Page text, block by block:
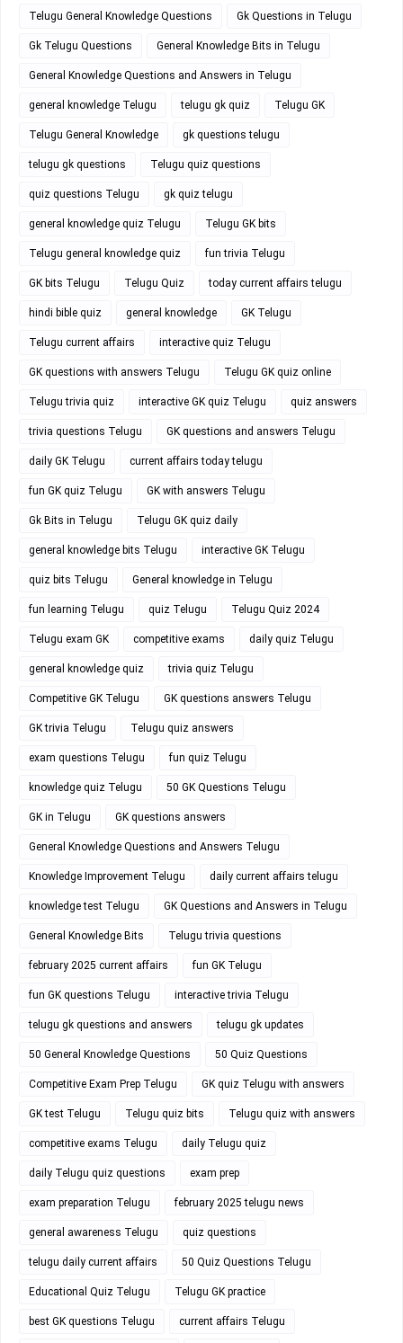
Telugu General Knowledge Questions Gk Questions in Telugu
Gk Telugu Questions General Knowledge Bits in Telugu
General Knowledge Questions and Answers in Telugu
general knowledge Telugu telugu gk quiz Telugu GK
Telugu General Knowledge gk questions telugu
telugu gk questions Telugu quiz questions
quiz questions Telugu gk quiz telugu
general knowledge quiz Telugu Telugu GK bits
Telugu general knowledge quiz fun trivia Telugu
GK bits Telugu Telugu Quiz today current affairs telugu
hindi bible quiz general knowledge GK Telugu
Telugu current affairs interactive quiz Telugu
GK questions with answers Telugu Telugu GK quiz online
Telugu trivia quiz interactive GK quiz Telugu quiz answers
trivia questions Telugu GK questions and answers Telugu
daily GK Telugu current affairs today telugu
fun GK quiz Telugu GK with answers Telugu
Gk Bits in Telugu Telugu GK quiz daily
general knowledge bits Telugu interactive GK Telugu
quiz bits Telugu General knowledge in Telugu
fun learning Telugu quiz Telugu Telugu Quiz 2024
Telugu exam GK competitive exams daily quiz Telugu
general knowledge quiz trivia quiz Telugu
Competitive GK Telugu GK questions answers Telugu
GK trivia Telugu Telugu quiz answers
exam questions Telugu fun quiz Telugu
knowledge quiz Telugu 50 GK Questions Telugu
GK in Telugu GK questions answers
General Knowledge Questions and Answers Telugu
Knowledge Improvement Telugu daily current affairs telugu
knowledge test Telugu GK Questions and Answers in Telugu
General Knowledge Bits Telugu trivia questions
february 2025 current affairs fun GK Telugu
fun GK questions Telugu interactive trivia Telugu
telugu gk questions and answers telugu gk updates
50 General Knowledge Questions 50 Quiz Questions
Competitive Exam Prep Telugu GK quiz Telugu with answers
GK test Telugu Telugu quiz bits Telugu quiz with answers
competitive exams Telugu daily Telugu quiz
daily Telugu quiz questions exam prep
exam preparation Telugu february 2025 telugu news
general awareness Telugu quiz questions
telugu daily current affairs 50 Quiz Questions Telugu
Educational Quiz Telugu Telugu GK practice
best GK questions Telugu current affairs Telugu